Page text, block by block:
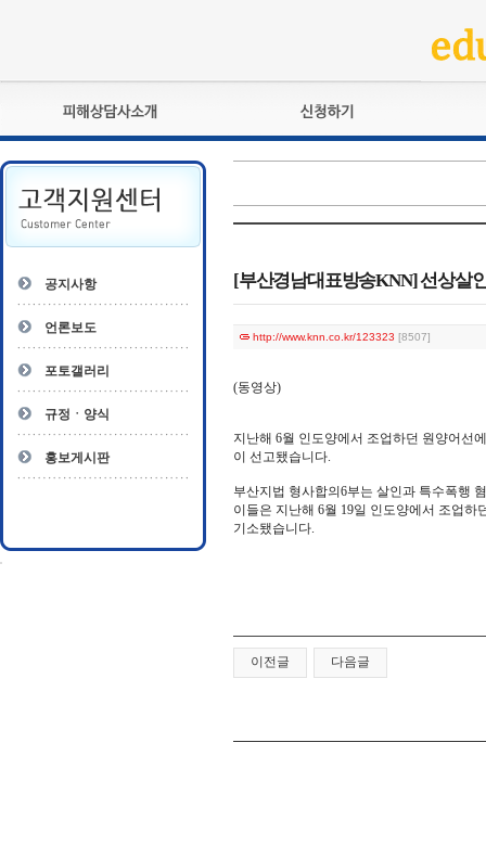
피해상담사란?
자격관리규정
상담사 자격증 확인
- 피해상담사 1급
- 전문수련감독자
- 전문수련기관
교육훈련
자격복원
공지사항
언론보도
포토갤러리
규정ㆍ양식
홍보게시판
[부산경남대표방송KNN] 선상살
http://www.knn.co.kr/123323 [8507]
(동영상)
지난해 6월 인도양에서 조업하던 원양어선
이 선고됐습니다.
부산지법 형사합의6부는 살인과 특수폭행
이들은 지난해 6월 19일 인도양에서 조업
기소됐습니다.
이전글 다음글